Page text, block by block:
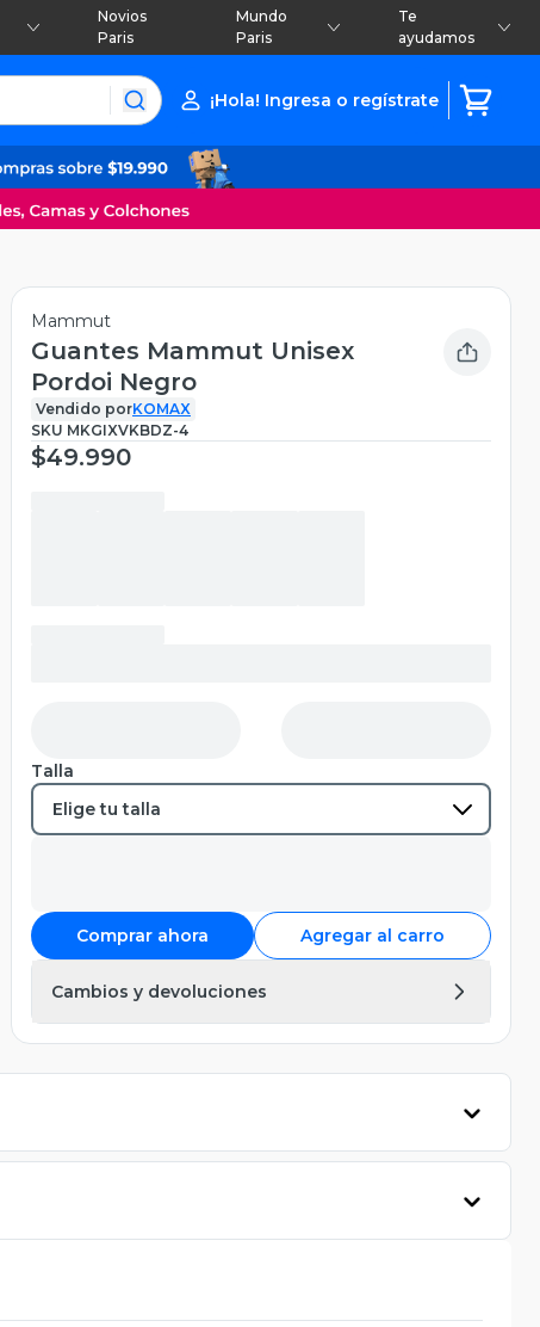
Novios
Paris
Mundo
Paris
Te
ayudamos
¡Hola! Ingresa o regístrate
Mammut
Guantes Mammut Unisex
Pordoi Negro
Vendido porKOMAX
SKU MKGIXVKBDZ-4
$49.990
Talla
Comprar ahora Agregar al carro
Cambios y devoluciones